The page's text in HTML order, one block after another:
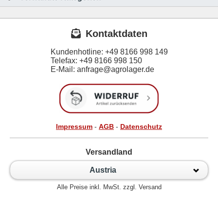
Kontaktdaten
Kundenhotline: +49 8166 998 149
Telefax: +49 8166 998 150
E-Mail: anfrage@agrolager.de
Impressum - AGB - Datenschutz
Versandland
Austria
Alle Preise inkl. MwSt. zzgl. Versand